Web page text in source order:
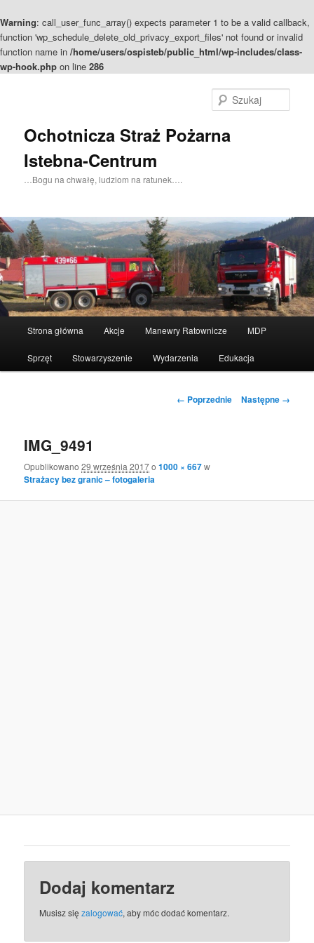
Warning: call_user_func_array() expects parameter 1 to be a valid callback,
function 'wp_schedule_delete_old_privacy_export_files' not found or invalid
function name in /home/users/ospisteb/public_html/wp-includes/class-
wp-hook.php on line 286
Ochotnicza Straż Pożarna
Istebna-Centrum
…Bogu na chwałę, ludziom na ratunek….
Przeskocz
do
Strona główna Akcje Manewry Ratownicze MDP
Sprzęt Stowarzyszenie Wydarzenia Edukacja
Nawigacja
← Poprzednie Następne →
IMG_9491
Opublikowano 29 września 2017o1000 × 667w
Strażacy bez granic – fotogaleria
Dodaj komentarz
Musisz sięzalogować, aby móc dodać komentarz.